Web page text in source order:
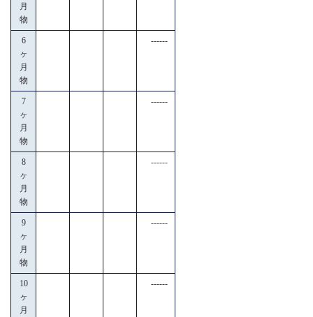
月
物
6
ヶ
月
物
------
7
ヶ
月
物
------
8
ヶ
月
物
------
9
ヶ
月
物
------
10
ヶ
月
------